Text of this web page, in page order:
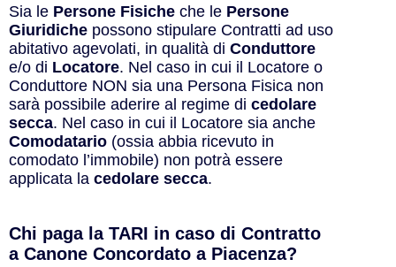
Sia le Persone Fisiche che le Persone
Giuridiche possono stipulare Contratti ad uso
abitativo agevolati, in qualità di Conduttore
e/o di Locatore. Nel caso in cui il Locatore o
Conduttore NON sia una Persona Fisica non
sarà possibile aderire al regime di cedolare
secca. Nel caso in cui il Locatore sia anche
Comodatario (ossia abbia ricevuto in
comodato l’immobile) non potrà essere
applicata la cedolare secca.
Chi paga la TARI in caso di Contratto
a Canone Concordato a Piacenza?